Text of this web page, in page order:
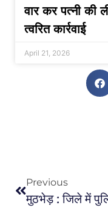
वार कर पत्नी की
त्वरित कार्रवाई
April 21, 2026
Previous